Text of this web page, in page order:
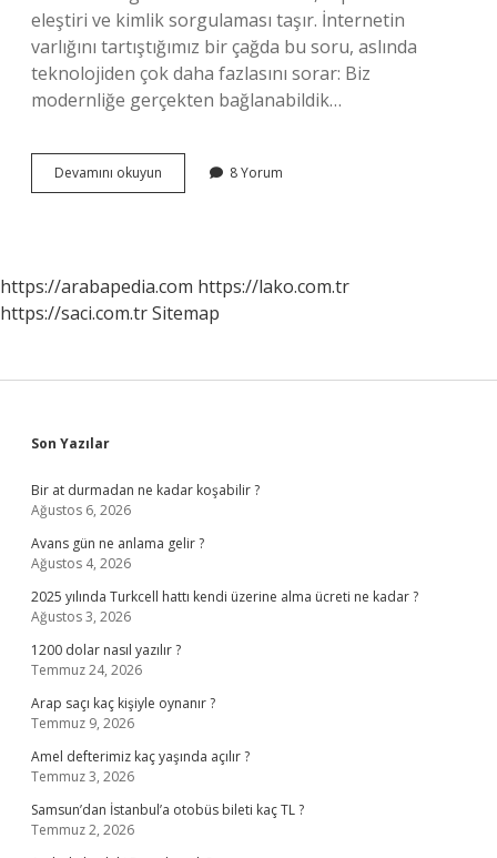
eleştiri ve kimlik sorgulaması taşır. İnternetin
varlığını tartıştığımız bir çağda bu soru, aslında
teknolojiden çok daha fazlasını sorar: Biz
modernliğe gerçekten bağlanabildik…
Devamını okuyun Türkiye’de
internet
8 Yorum
https://arabapedia.com https://lako.com.tr
https://saci.com.trSitemap
Sidebar
Son Yazılar
Bir at durmadan ne kadar koşabilir ?
Ağustos 6, 2026
Avans gün ne anlama gelir ?
Ağustos 4, 2026
2025 yılında Turkcell hattı kendi üzerine alma ücreti ne kadar ?
Ağustos 3, 2026
1200 dolar nasıl yazılır ?
Temmuz 24, 2026
Arap saçı kaç kişiyle oynanır ?
Temmuz 9, 2026
Amel defterimiz kaç yaşında açılır ?
Temmuz 3, 2026
Samsun’dan İstanbul’a otobüs bileti kaç TL ?
Temmuz 2, 2026